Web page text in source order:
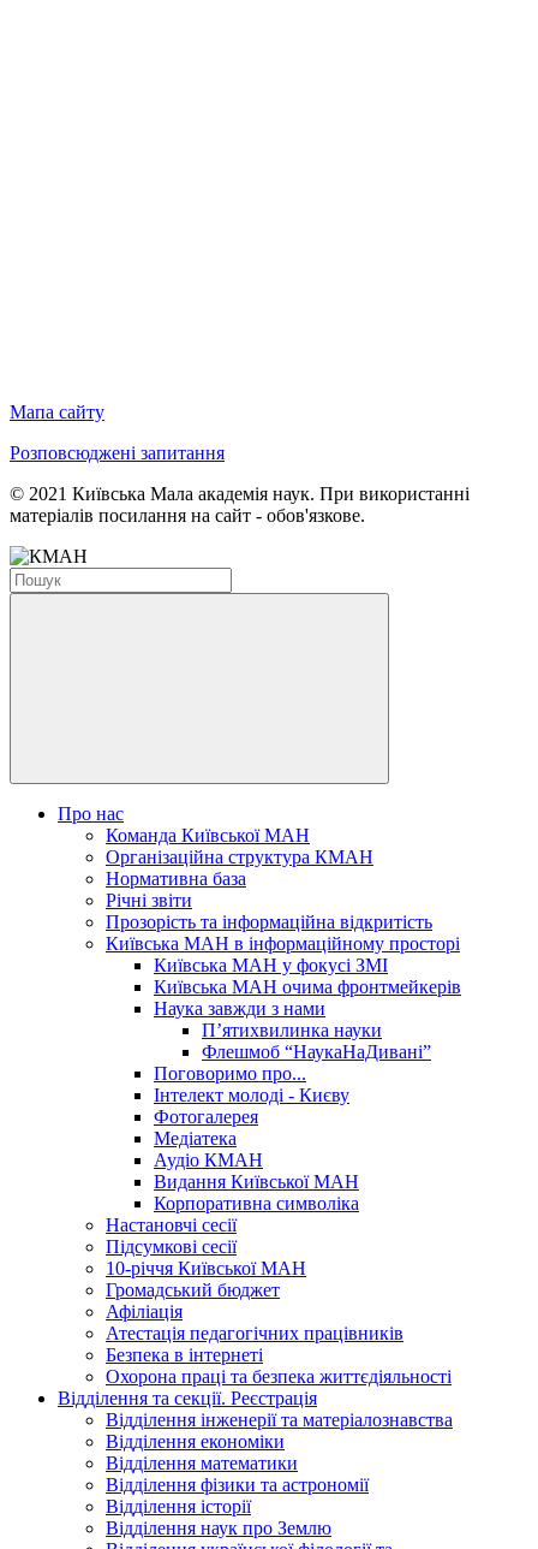
Мапа сайту
Розповсюджені запитання
© 2021 Київська Мала академія наук. При використанні
матеріалів посилання на сайт - обов'язкове.
Про нас
Команда Київської МАН
Організаційна структура КМАН
Нормативна база
Річні звіти
Прозорість та інформаційна відкритість
Київська МАН в інформаційному просторі
Київська МАН у фокусі ЗМІ
Київська МАН очима фронтмейкерів
Наука завжди з нами
П’ятихвилинка науки
Флешмоб “НаукаНаДивані”
Поговоримо про...
Інтелект молоді - Києву
Фотогалерея
Медіатека
Аудіо КМАН
Видання Київської МАН
Корпоративна символіка
Настановчі сесії
Підсумкові сесії
10-річчя Київської МАН
Громадський бюджет
Афіліація
Атестація педагогічних працівників
Безпека в інтернеті
Охорона праці та безпека життєдіяльності
Відділення та секції. Реєстрація
Відділення інженерії та матеріалознавства
Відділення економіки
Відділення математики
Відділення фізики та астрономії
Відділення історії
Відділення наук про Землю